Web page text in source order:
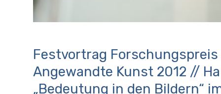
Festvortrag Forschungspreis
Angewandte Kunst 2012 //
„Bedeutung in den Bildern“